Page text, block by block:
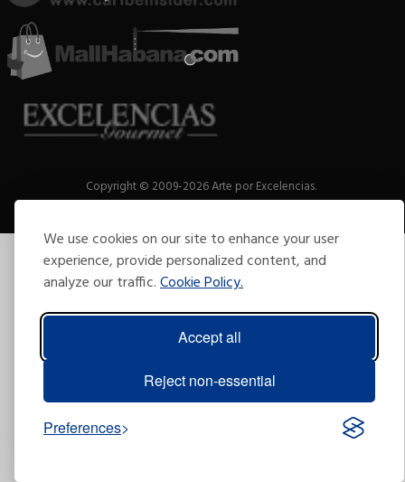
We use cookies on our site to enhance your user
experience, provide personalized content, and
analyze our traffic.Cookie Policy.
Accept all
Reject non-essential
Preferences
Copyright © 2009-2026 Arte por Excelencias.
Todos los derechos reservadosDesarrollado por Grupo Excelencias.